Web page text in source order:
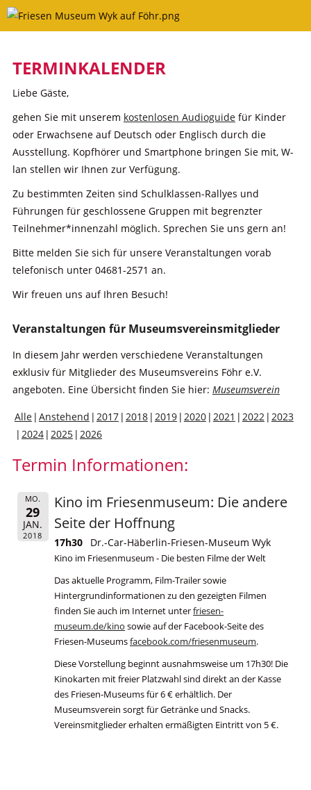
Skip
TERMINKALENDER
Liebe Gäste,
gehen Sie mit unserem kostenlosen Audioguidefür Kinder
oder Erwachsene auf Deutsch oder Englisch durch die
Ausstellung. Kopfhörer und Smartphone bringen Sie mit, W-
lan stellen wir Ihnen zur Verfügung.
Zu bestimmten Zeiten sind Schulklassen-Rallyes und
Führungen für geschlossene Gruppen mit begrenzter
Teilnehmer*innenzahl möglich. Sprechen Sie uns gern an!
Bitte melden Sie sich für unsere Veranstaltungen vorab
telefonisch unter 04681-2571 an.
Wir freuen uns auf Ihren Besuch!
Veranstaltungen für Museumsvereinsmitglieder
In diesem Jahr werden verschiedene Veranstaltungen
exklusiv für Mitglieder des Museumsvereins Föhr e.V.
angeboten. Eine Übersicht finden Sie hier: Museumsverein
Alle Anstehend 2017 2018 2019 2020 2021 2022
2023
2024 2025 2026
Termin Informationen:
MO.
29
JAN.
2018
Kino im Friesenmuseum: Die andere
Seite der Hoffnung
17h30 Dr.-Car-Häberlin-Friesen-Museum Wyk
Kino im Friesenmuseum - Die besten Filme der Welt
Das aktuelle Programm, Film-Trailer sowie
Hintergrundinformationen zu den gezeigten Filmen
finden Sie auch im Internet unterfriesen-
museum.de/kino sowie auf der Facebook-Seite des
Friesen-Museumsfacebook.com/friesenmuseum.
Diese Vorstellung beginnt ausnahmsweise um 17h30! Die
Kinokarten mit freier Platzwahl sind direkt an der Kasse
des Friesen-Museums für 6 € erhältlich. Der
Museumsverein sorgt für Getränke und Snacks.
Vereinsmitglieder erhalten ermäßigten Eintritt von 5 €.